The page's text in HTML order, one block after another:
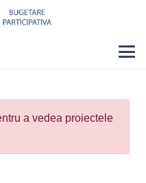
a vedea proiectele